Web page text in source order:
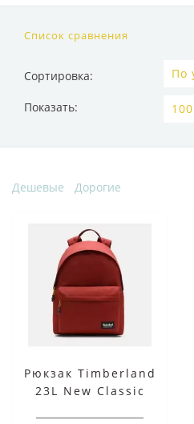
Список сравнения
Сортировка:
Показать:
Дешевые Дорогие
Рюкзак Timberland
23L New Classic